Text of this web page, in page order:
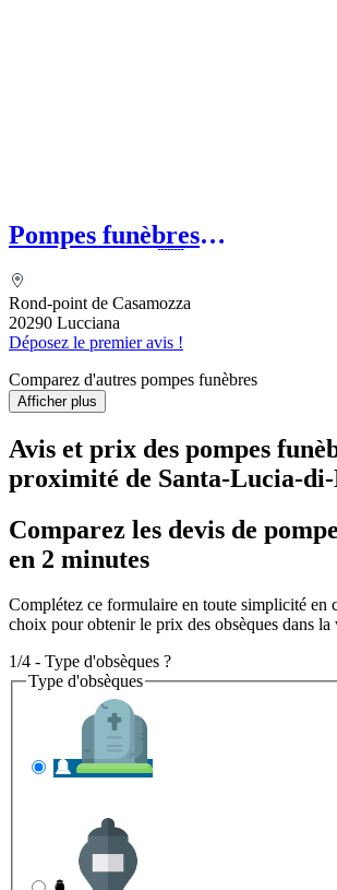
Pompes funèbres
Rond-point de Casamozza
20290 Lucciana
Déposez le premier avis !
Comparez d'autres pompes funèbres
Afficher plus
Avis et prix des pompes
proximité de Santa-Lucia-
Comparez les devis de
en 2 minutes
Complétez ce formulaire en toute simplicité en
choix pour obtenir le prix des obsèques dans la
1/4 - Type d'obsèques ?
Type d'obsèques